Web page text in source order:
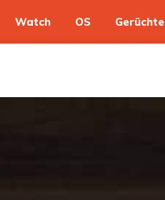
Watch OS Gerüchte